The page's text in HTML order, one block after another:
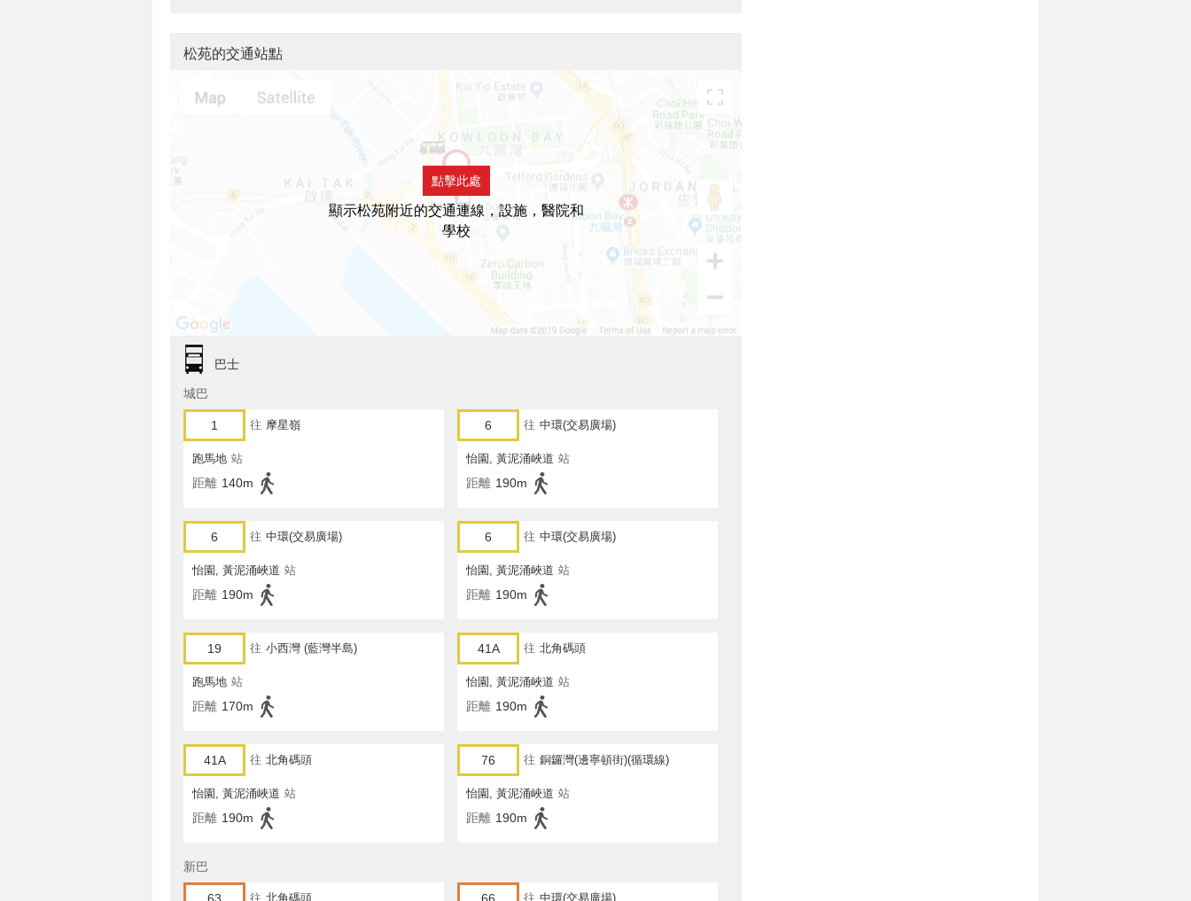
松苑的交通站點
點擊此處
顯示松苑附近的交通連線，設施，醫院和
學校
巴士
城巴
1 往 摩星嶺
跑馬地 站
距離 140m
6 往 中環(交易廣場)
怡園, 黃泥涌峽道 站
距離 190m
6 往 中環(交易廣場)
怡園, 黃泥涌峽道 站
距離 190m
6 往 中環(交易廣場)
怡園, 黃泥涌峽道 站
距離 190m
19 往 小西灣 (藍灣半島)
跑馬地 站
距離 170m
41A 往 北角碼頭
怡園, 黃泥涌峽道 站
距離 190m
41A 往 北角碼頭
怡園, 黃泥涌峽道 站
距離 190m
76 往 銅鑼灣(邊寧頓街)(循環線)
怡園, 黃泥涌峽道 站
距離 190m
新巴
往 北角碼頭 往 中環(交易廣場)